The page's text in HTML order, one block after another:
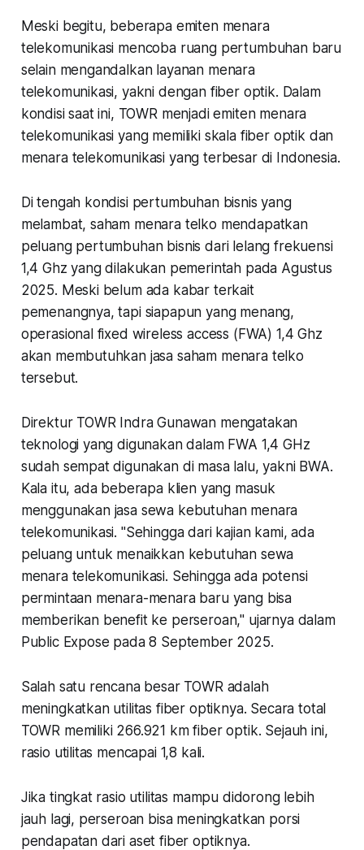
Meski begitu, beberapa emiten menara
telekomunikasi mencoba ruang pertumbuhan baru
selain mengandalkan layanan menara
telekomunikasi, yakni dengan fiber optik. Dalam
kondisi saat ini, TOWR menjadi emiten menara
telekomunikasi yang memiliki skala fiber optik dan
menara telekomunikasi yang terbesar di Indonesia.
Di tengah kondisi pertumbuhan bisnis yang
melambat, saham menara telko mendapatkan
peluang pertumbuhan bisnis dari lelang frekuensi
1,4 Ghz yang dilakukan pemerintah pada Agustus
2025. Meski belum ada kabar terkait
pemenangnya, tapi siapapun yang menang,
operasional fixed wireless access (FWA) 1,4 Ghz
akan membutuhkan jasa saham menara telko
tersebut.
Direktur TOWR Indra Gunawan mengatakan
teknologi yang digunakan dalam FWA 1,4 GHz
sudah sempat digunakan di masa lalu, yakni BWA.
Kala itu, ada beberapa klien yang masuk
menggunakan jasa sewa kebutuhan menara
telekomunikasi. "Sehingga dari kajian kami, ada
peluang untuk menaikkan kebutuhan sewa
menara telekomunikasi. Sehingga ada potensi
permintaan menara-menara baru yang bisa
memberikan benefit ke perseroan," ujarnya dalam
Public Expose pada 8 September 2025.
Salah satu rencana besar TOWR adalah
meningkatkan utilitas fiber optiknya. Secara total
TOWR memiliki 266.921 km fiber optik. Sejauh ini,
rasio utilitas mencapai 1,8 kali.
Jika tingkat rasio utilitas mampu didorong lebih
jauh lagi, perseroan bisa meningkatkan porsi
pendapatan dari aset fiber optiknya.